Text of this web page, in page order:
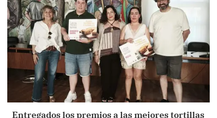
Entregados los premios a las mejores tortillas